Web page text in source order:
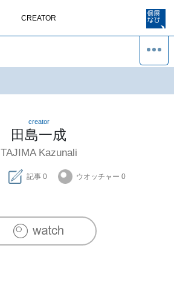
CREATOR
creator
田島一成
TAJIMA Kazunali
記事 0 ウオッチャー 0